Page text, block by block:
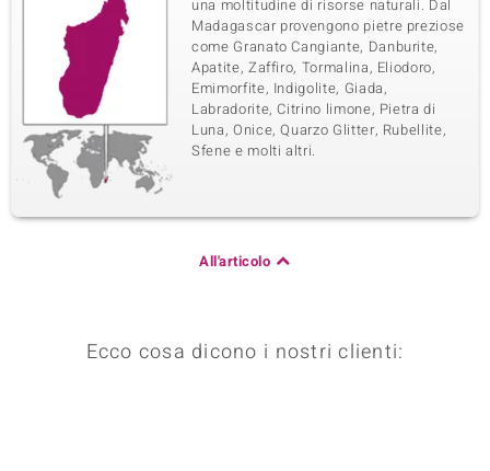
una moltitudine di risorse naturali. Dal
Madagascar provengono pietre preziose
come Granato Cangiante, Danburite,
Apatite, Zaffiro, Tormalina, Eliodoro,
Emimorfite, Indigolite, Giada,
Labradorite, Citrino limone, Pietra di
Luna, Onice, Quarzo Glitter, Rubellite,
Sfene e molti altri.
All'articolo
Ecco cosa dicono i nostri clienti: